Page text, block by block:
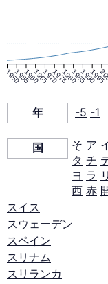
ッ
ド
2010
年
1950195519601965197019751980198519901995
年 -5 -1
国 そ ア
タ チ
ヨ ラ リ
西 赤
スイス
スウェーデン
スペイン
スリナム
スリランカ